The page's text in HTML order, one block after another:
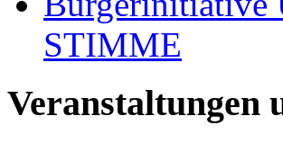
STIMME
Veranstaltungen